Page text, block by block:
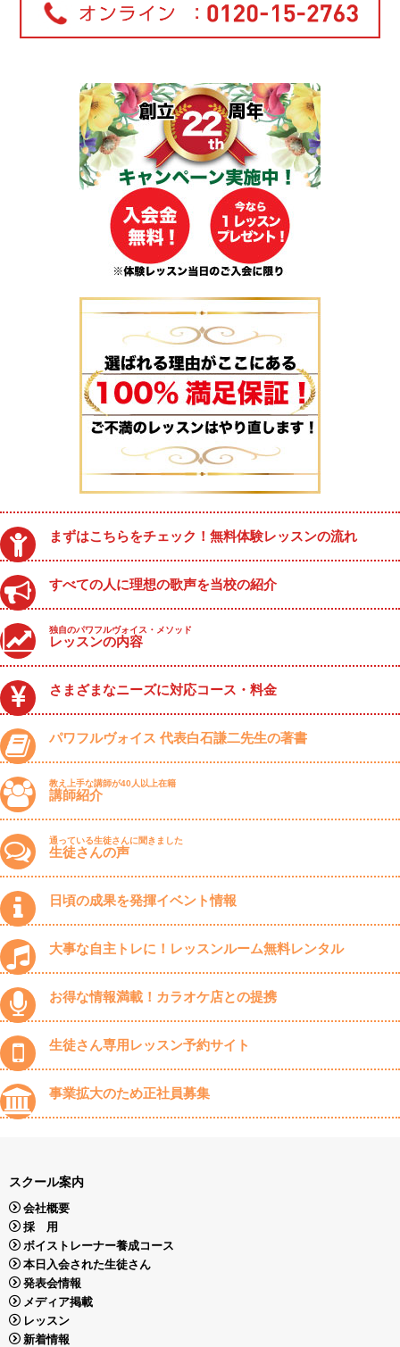
まずはこちらをチェック！無料体験レッスンの流れ
すべての人に理想の歌声を当校の紹介
独自のパワフルヴォイス・メソッド
レッスンの内容
さまざまなニーズに対応コース・料金
パワフルヴォイス 代表白石謙二先生の著書
教え上手な講師が40人以上在籍
講師紹介
通っている生徒さんに聞きました
生徒さんの声
日頃の成果を発揮イベント情報
大事な自主トレに！レッスンルーム無料レンタル
お得な情報満載！カラオケ店との提携
生徒さん専用レッスン予約サイト
事業拡大のため正社員募集
スクール案内
会社概要
採 用
ボイストレーナー養成コース
本日入会された生徒さん
発表会情報
メディア掲載
レッスン
新着情報